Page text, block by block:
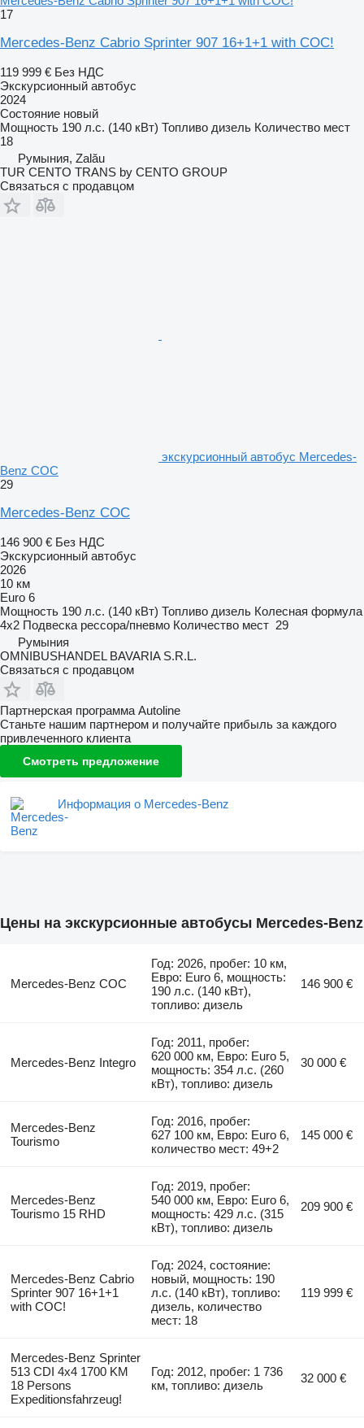
17
Mercedes-Benz Cabrio Sprinter 907 16+1+1 with COC!
119 999 € Без НДС
Экскурсионный автобус
2024
Состояние новый
Мощность 190 л.с. (140 кВт) Топливо дизель Количество мест
18
Румыния, Zalău
TUR CENTO TRANS by CENTO GROUP
Связаться с продавцом
экскурсионный автобус Mercedes-
Benz COC
29
Mercedes-Benz COC
146 900 € Без НДС
Экскурсионный автобус
2026
10 км
Euro 6
Мощность 190 л.с. (140 кВт) Топливо дизель Колесная формула
4x2 Подвеска рессора/пневмо Количество мест 29
Румыния
OMNIBUSHANDEL BAVARIA S.R.L.
Связаться с продавцом
Партнерская программа Autoline
Станьте нашим партнером и получайте прибыль за каждого
привлеченного клиента
Смотреть предложение
Информация о Mercedes-Benz
Цены на экскурсионные автобусы Mercedes-Benz
Mercedes-Benz COC
Год: 2026, пробег: 10 км,
Евро: Euro 6, мощность:
190 л.с. (140 кВт),
топливо: дизель
146 900 €
Mercedes-Benz Integro
Год: 2011, пробег:
620 000 км, Евро: Euro 5,
мощность: 354 л.с. (260
кВт), топливо: дизель
30 000 €
Mercedes-Benz
Tourismo
Год: 2016, пробег:
627 100 км, Евро: Euro 6,
количество мест: 49+2
145 000 €
Mercedes-Benz
Tourismo 15 RHD
Год: 2019, пробег:
540 000 км, Евро: Euro 6,
мощность: 429 л.с. (315
кВт), топливо: дизель
209 900 €
Mercedes-Benz Cabrio
Sprinter 907 16+1+1
with COC!
Год: 2024, состояние:
новый, мощность: 190
л.с. (140 кВт), топливо:
дизель, количество
мест: 18
119 999 €
Mercedes-Benz Sprinter
513 CDI 4x4 1700 KM
18 Persons
Expeditionsfahrzeug!
Год: 2012, пробег: 1 736
км, топливо: дизель
32 000 €